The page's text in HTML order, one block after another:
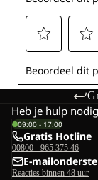
Heb je hulp
09:00 - 17:00
Gratis Hotline
00800 - 965 375 46
E-
Reacties binnen 48 uur